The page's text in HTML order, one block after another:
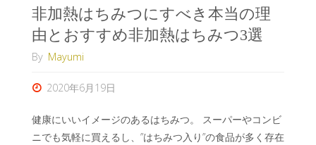
非加熱はちみつにすべき本当の理
由とおすすめ非加熱はちみつ3選
By Mayumi
2020年6月19日
健康にいいイメージのあるはちみつ。 スーパーやコンビ
ニでも気軽に買えるし、”はちみつ入り”の食品が多く存在